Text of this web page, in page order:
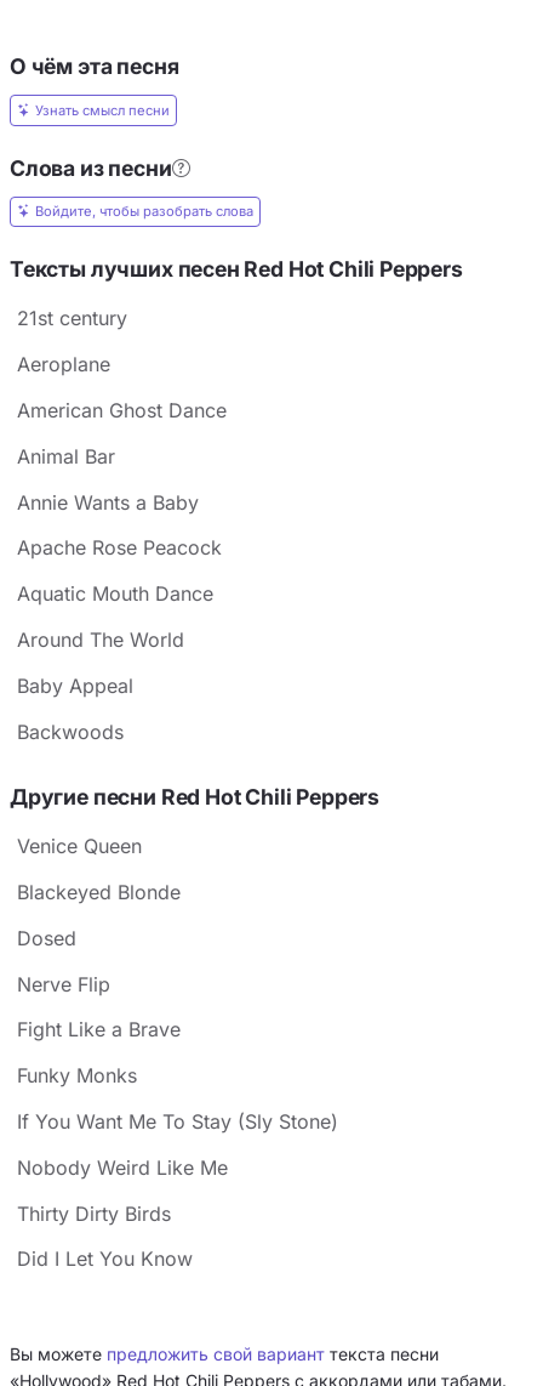
О чём эта песня
Узнать смысл песни
Слова из песни
Войдите, чтобы разобрать слова
Тексты лучших песен Red Hot Chili Peppers
21st century
Aeroplane
American Ghost Dance
Animal Bar
Annie Wants a Baby
Apache Rose Peacock
Aquatic Mouth Dance
Around The World
Baby Appeal
Backwoods
Другие песни Red Hot Chili Peppers
Venice Queen
Blackeyed Blonde
Dosed
Nerve Flip
Fight Like a Brave
Funky Monks
If You Want Me To Stay (Sly Stone)
Nobody Weird Like Me
Thirty Dirty Birds
Did I Let You Know
Вы можете предложить свой вариант текста песни
«Hollywood» Red Hot Chili Peppers с аккордами или табами.